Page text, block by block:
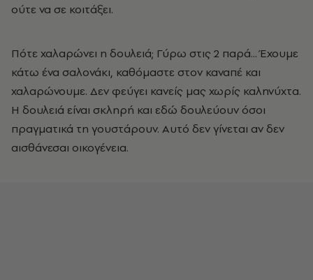
ούτε να σε κοιτάξει.
Πότε χαλαρώνει η δουλειά; Γύρω στις 2 παρά... Έχουμε
κάτω ένα σαλονάκι, καθόμαστε στον καναπέ και
χαλαρώνουμε. Δεν φεύγει κανείς μας χωρίς καληνύχτα.
Η δουλειά είναι σκληρή και εδώ δουλεύουν όσοι
πραγματικά τη γουστάρουν. Αυτό δεν γίνεται αν δεν
αισθάνεσαι οικογένεια.